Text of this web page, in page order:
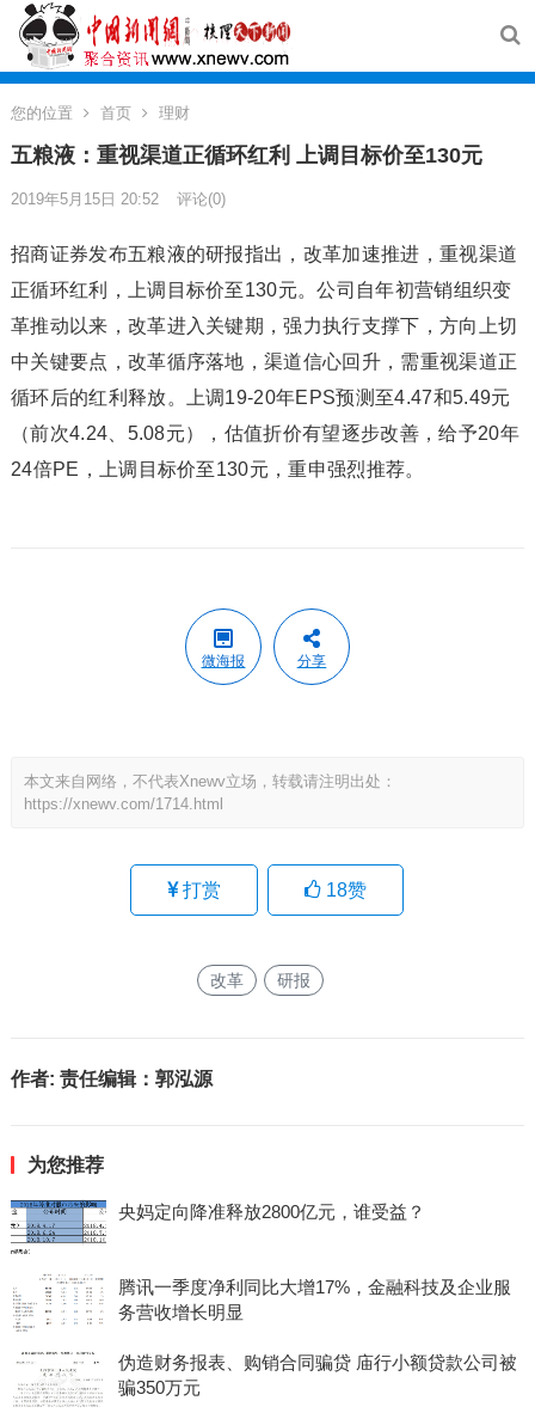
您的位置 首页 理财
五粮液：重视渠道正循环红利 上调目标价至130元
2019年5月15日 20:52 评论(0)
招商证券发布五粮液的研报指出，改革加速推进，重视渠道
正循环红利，上调目标价至130元。公司自年初营销组织变
革推动以来，改革进入关键期，强力执行支撑下，方向上切
中关键要点，改革循序落地，渠道信心回升，需重视渠道正
循环后的红利释放。上调19-20年EPS预测至4.47和5.49元
（前次4.24、5.08元），估值折价有望逐步改善，给予20年
24倍PE，上调目标价至130元，重申强烈推荐。
微海报 分享
本文来自网络，不代表Xnewv立场，转载请注明出处：
https://xnewv.com/1714.html
打赏 18赞
改革 研报
作者: 责任编辑：郭泓源
为您推荐
央妈定向降准释放2800亿元，谁受益？
腾讯一季度净利同比大增17%，金融科技及企业服
务营收增长明显
伪造财务报表、购销合同骗贷 庙行小额贷款公司被
骗350万元